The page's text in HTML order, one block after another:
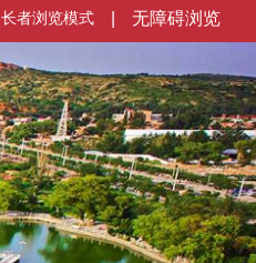
无障碍浏览
长者浏览模式